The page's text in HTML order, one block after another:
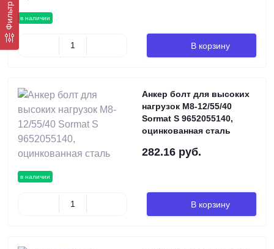
Фильтр в наличии
В корзину
в наличии
Анкер болт для высоких
нагрузок М8-12/55/40
Sormat S 9652055140,
оцинкованная сталь
282.16 руб.
В корзину